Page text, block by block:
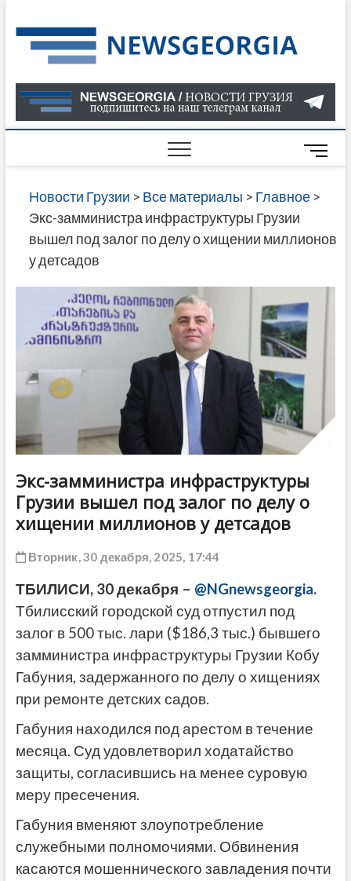
to
content
О
В
ГРУЗИИ
САЙТЕ
M
e
n
B
Новости Грузии > Все материалы > Главное>
Экс-замминистра инфраструктуры Грузии
вышел под залог по делу о хищении миллионов
у детсадов
Экс-замминистра инфраструктуры
Грузии вышел под залог по делу о
хищении миллионов у детсадов
Вторник, 30 декабря, 2025, 17:44
ТБИЛИСИ, 30 декабря – @NGnewsgeorgia.
Тбилисский городской суд отпустил под
залог в 500 тыс. лари ($186,3 тыс.) бывшего
замминистра инфраструктуры Грузии Кобу
Габуния, задержанного по делу о хищениях
при ремонте детских садов.
Габуния находился под арестом в течение
месяца. Суд удовлетворил ходатайство
защиты, согласившись на менее суровую
меру пресечения.
Габуния вменяют злоупотребление
служебными полномочиями. Обвинения
касаются мошеннического завладения почти